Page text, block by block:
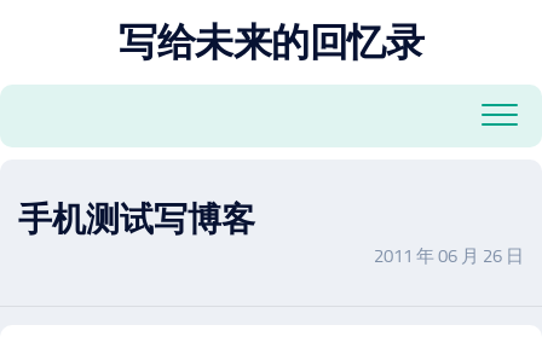
容
写给未来的回忆录
手机测试写博客
2011 年 06 月 26 日